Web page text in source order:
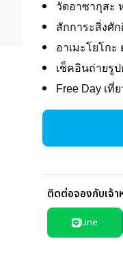
วัดอาซากุสะ
สักการะสิ่งศั
อาเมะโยโก
เช็คอินถ่ายรู
Free Day เที่
ติดต่อจองกับเจ้า
Line